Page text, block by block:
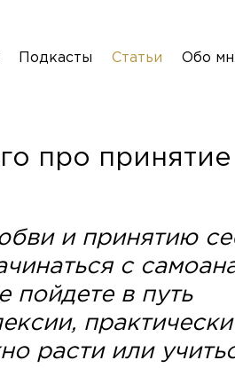
Подкасты Статьи Обо
про принятие
и принятию
с
пойдете в путь
практически
расти или